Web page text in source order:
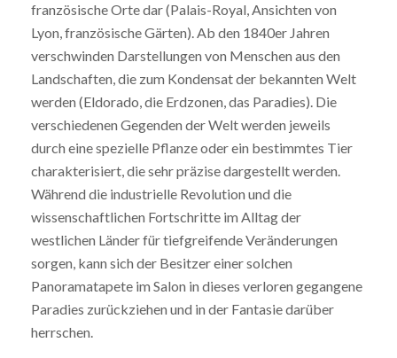
französische Orte dar (Palais-Royal, Ansichten von
Lyon, französische Gärten). Ab den 1840er Jahren
verschwinden Darstellungen von Menschen aus den
Landschaften, die zum Kondensat der bekannten Welt
werden (Eldorado, die Erdzonen, das Paradies). Die
verschiedenen Gegenden der Welt werden jeweils
durch eine spezielle Pflanze oder ein bestimmtes Tier
charakterisiert, die sehr präzise dargestellt werden.
Während die industrielle Revolution und die
wissenschaftlichen Fortschritte im Alltag der
westlichen Länder für tiefgreifende Veränderungen
sorgen, kann sich der Besitzer einer solchen
Panoramatapete im Salon in dieses verloren gegangene
Paradies zurückziehen und in der Fantasie darüber
herrschen.